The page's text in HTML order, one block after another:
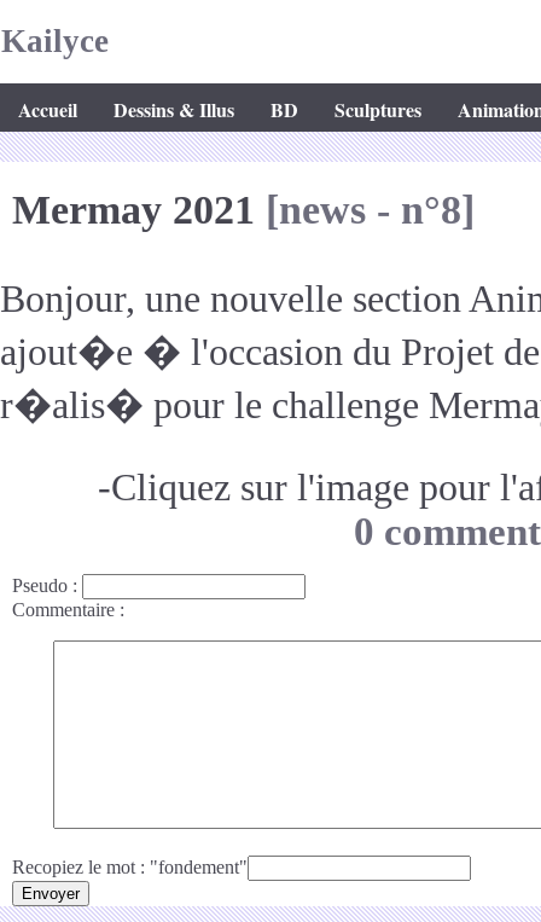
Kailyce
Accueil Dessins & Illus BD Sculptures
Mermay 2021 [news - n°8]
Bonjour, une nouvelle section
ajout�e � l'occasion du Projet
r�alis� pour le challenge
-Cliquez sur l'image pour
0
Pseudo :
Commentaire :
Recopiez le mot : "fondement"